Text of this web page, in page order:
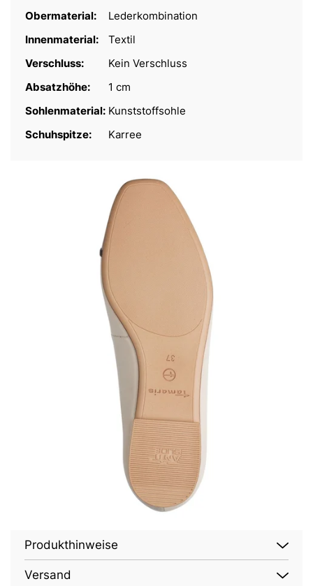
Obermaterial:
Lederkombination
Innenmaterial:
Textil
Verschluss:
Kein Verschluss
Absatzhöhe:
1 cm
Sohlenmaterial: Kunststoffsohle
Schuhspitze:
Karree
Produkthinweise
Versand